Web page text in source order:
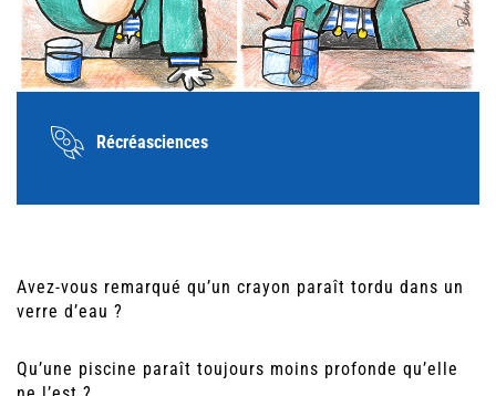
Récréasciences
Avez-vous remarqué qu’un crayon paraît tordu dans un
verre d’eau ?
Qu’une piscine paraît toujours moins profonde qu’elle